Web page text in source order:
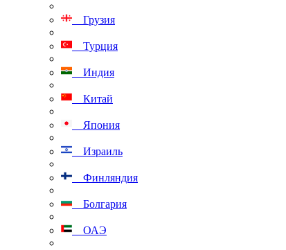
Грузия
Турция
Индия
Китай
Япония
Израиль
Финляндия
Болгария
ОАЭ